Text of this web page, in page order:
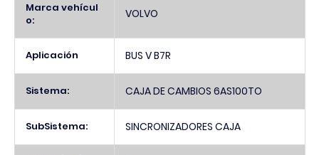
Información
Marca vehícul
o:
VOLVO
Aplicación BUS V B7R
Sistema: CAJA DE CAMBIOS 6AS100TO
SubSistema: SINCRONIZADORES CAJA